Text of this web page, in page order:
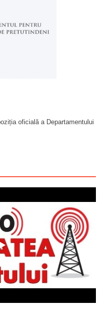
oficială a Departamentului